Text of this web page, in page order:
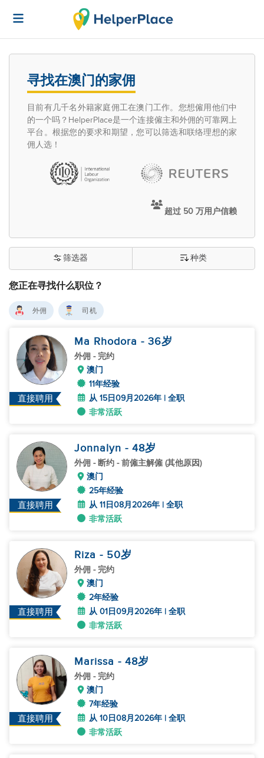
寻找在澳门的家佣
目前有几千名外籍家庭佣工在澳门工作。您想僱用他们中
的一个吗？HelperPlace是一个连接僱主和外佣的可靠网上
平台。根据您的要求和期望，您可以筛选和联络理想的家
佣人选！
超过 50 万用户信赖
您正在寻找什么职位？
筛选器 种类
外佣 司机
直接聘用
Ma Rhodora - 36岁
外佣 - 完约
澳门
11年经验
从 15日09月2026年 | 全职
非常活跃
直接聘用
Jonnalyn - 48岁
外佣 - 断约 - 前僱主解僱 (其他原因)
澳门
25年经验
从 11日08月2026年 | 全职
非常活跃
直接聘用
Riza - 50岁
外佣 - 完约
澳门
2年经验
从 01日09月2026年 | 全职
非常活跃
直接聘用
Marissa - 48岁
外佣 - 完约
澳门
7年经验
从 10日08月2026年 | 全职
非常活跃